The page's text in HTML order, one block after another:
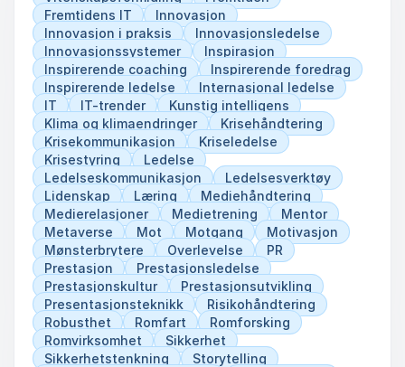
Bruk av visuelle og narrative verktøy for å
engasjere, inspirere og endre perspektiver.
Et foredrag med Jannicke er en visuell og
energisk opplevelse som inspirerer og utfordrer.
Perfekt for ledere, innovatører og
organisasjoner som vil tenke større.
Fremtidens IT
Innovasjon
Innovasjon i praksis
Innovasjonsledelse
Innovasjonssystemer
Inspirasjon
Inspirerende coaching
Inspirerende foredrag
Inspirerende ledelse
Internasjonal ledelse
IT
IT-trender
Kunstig intelligens
Klima og klimaendringer
Krisehåndtering
Krisekommunikasjon
Kriseledelse
Krisestyring
Ledelse
Ledelseskommunikasjon
Ledelsesverktøy
Lidenskap
Læring
Mediehåndtering
Medierelasjoner
Medietrening
Mentor
Metaverse
Mot Motgang
Motivasjon
Mønsterbrytere
Overlevelse
PR
Prestasjon
Prestasjonsledelse
Prestasjonskultur
Prestasjonsutvikling
Presentasjonsteknikk
Risikohåndtering
Robusthet
Romfart
Romforsking
Romvirksomhet
Sikkerhet
Sikkerhetstenkning
Storytelling